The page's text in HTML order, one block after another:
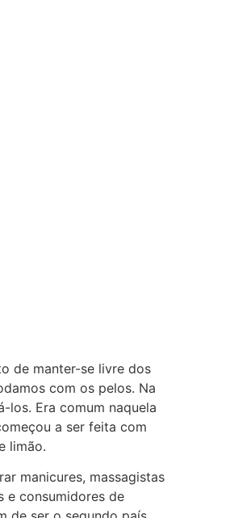
de manter-se livre dos
com os pelos. Na
los. Era comum naquela
a ser feita com
limão.
manicures, massagistas
e consumidores de